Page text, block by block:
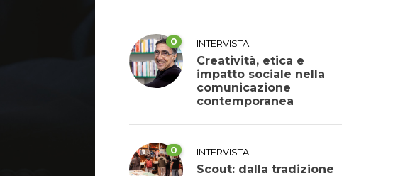
0 INTERVISTA
Creatività, etica e
impatto sociale nella
comunicazione
contemporanea
0 INTERVISTA
Scout: dalla tradizione